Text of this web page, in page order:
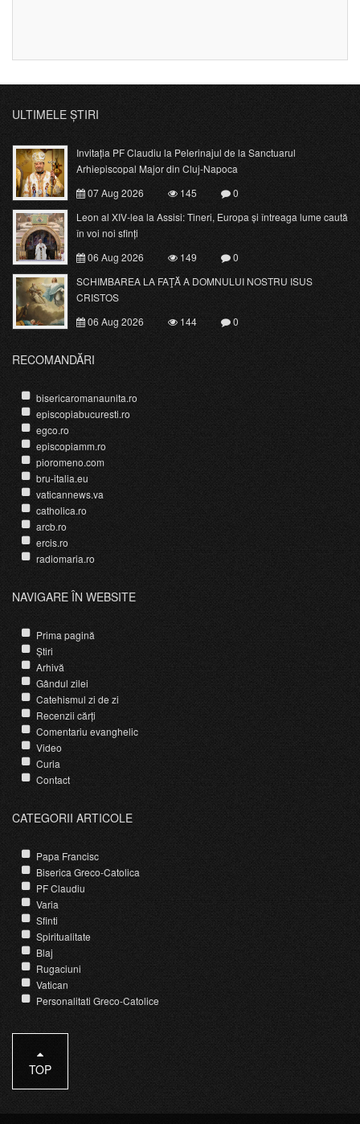
ULTIMELE ȘTIRI
Invitația PF Claudiu la Pelerinajul de la Sanctuarul
Arhiepiscopal Major din Cluj-Napoca
07 Aug 2026
145
0
Leon al XIV-lea la Assisi: Tineri, Europa și întreaga lume caută
în voi noi sfinți
06 Aug 2026
149
0
SCHIMBAREA LA FAŢĂ A DOMNULUI NOSTRU ISUS
CRISTOS
06 Aug 2026
144 0
RECOMANDĂRI
bisericaromanaunita.ro
episcopiabucuresti.ro
egco.ro
episcopiamm.ro
pioromeno.com
bru-italia.eu
vaticannews.va
catholica.ro
arcb.ro
ercis.ro
radiomaria.ro
NAVIGARE ÎN WEBSITE
Prima pagină
Știri
Arhivă
Gândul zilei
Catehismul zi de zi
Recenzii cărți
Comentariu evanghelic
Video
Curia
Contact
CATEGORII ARTICOLE
Papa Francisc
Biserica Greco-Catolica
PF Claudiu
Varia
Sfinti
Spiritualitate
Blaj
Rugaciuni
Vatican
Personalitati Greco-Catolice
TOP